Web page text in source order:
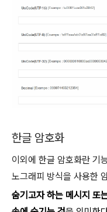
한글 암호화
이외에 한글 암호화란 기
노그래피 방식을 사용한
숨기고자 하는 메시지 또